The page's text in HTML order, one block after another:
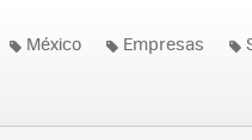
México Empresas